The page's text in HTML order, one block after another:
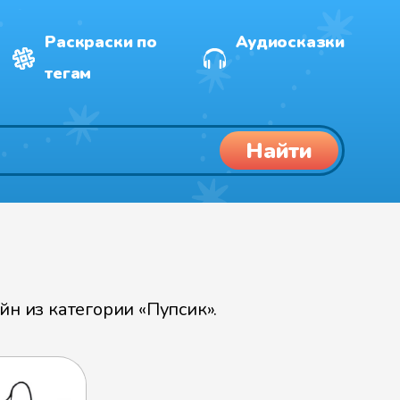
Раскраски по
тегам
Аудиосказки
Найти
из категории «Пупсик».